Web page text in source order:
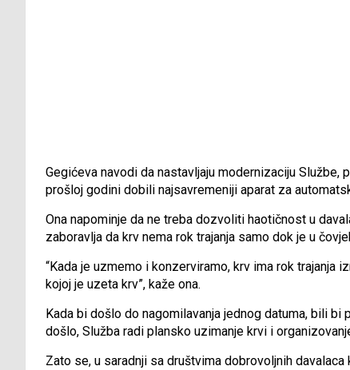
Gegićeva navodi da nastavljaju modernizaciju
prošloj godini dobili najsavremeniji aparat za
Ona napominje da ne treba dozvoliti haotičnost u
zaboravlja da krv nema rok trajanja samo dok je u
“Kada je uzmemo i konzerviramo, krv ima rok trajanja
kojoj je uzeta krv”, kaže ona.
Kada bi došlo do nagomilavanja jednog datuma, bili
došlo, Služba radi plansko uzimanje krvi i
Zato se, u saradnji sa društvima dobrovoljnih